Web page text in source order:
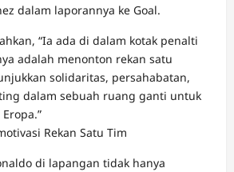
dalam laporannya ke Goal.
“Ia ada di dalam kotak penalti
adalah menonton rekan satu
solidaritas, persahabatan,
dalam sebuah ruang ganti untuk
Rekan Satu Tim
di lapangan tidak hanya